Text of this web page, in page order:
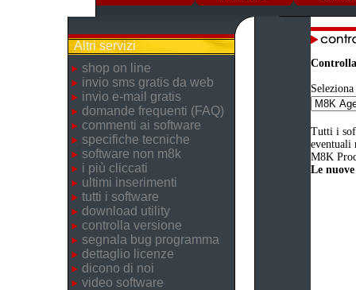
Altri servizi
shop on line
invio sms gratis da web
invio e-mail gratis
domande frequenti (FAQ)
commenti ai software
specifiche tecniche
software non m8k
i più cliccati
ultimi inserimenti
tutti i software
download utility
controlla versione
segnala bug programma
dettaglio licenze
dicono di noi
video software
Tutti i
eventuali
M8K
Le